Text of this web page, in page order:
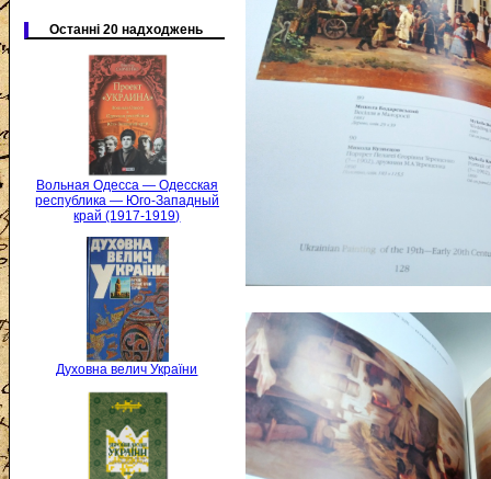
Останні 20 надходжень
Вольная Одесса — Одесская
республика — Юго-Западный
край (1917-1919)
Духовна велич України